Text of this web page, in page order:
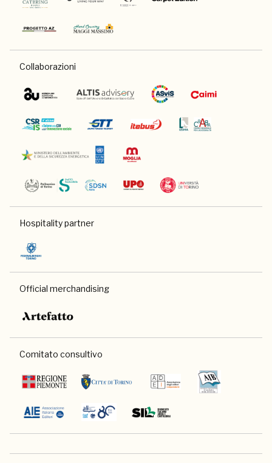
Collaborazioni
Hospitality partner
Official merchandising
Comitato consultivo